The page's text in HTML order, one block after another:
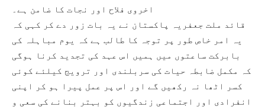
اخروی فلاح اور نجات کا ضامن ہے۔
قائد ملت جعفریہ پاکستان نے یہ بات زور دے کر کہی کہ
یہ امر خاص طور پر توجہ کا طالب ہے کہ یوم مباہلہ کی
بابرکت ساعتوں میں ہمیں اس عہد کی تجدید کرنا ہوگی
کہ مکمل ضابطہ حیات کی سربلندی اور ترویج کیلئے کوئی
کسر اٹھا نہ رکھیں گے اور اس پر عمل پیرا ہو کر اپنی
انفرادی اور اجتماعی زندگیوں کو بہتر بنانے کی سعی و